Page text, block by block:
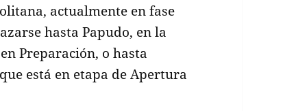
actualmente en fase
hasta Papudo, en la
Preparación, o hasta
está en etapa de Apertura